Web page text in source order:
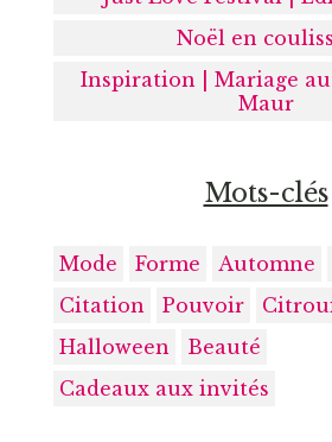
Noël en
Inspiration | Mariage
Maur
Mots-clés
Mode Forme Automne
Citation
Pouvoir
Halloween
Beauté
Cadeaux aux invités